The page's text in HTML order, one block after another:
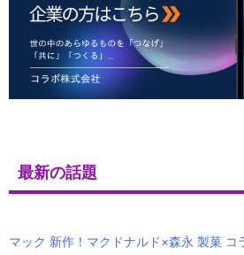
最新の話題
マック 新作！マクドナルド×森永 製菓 コ